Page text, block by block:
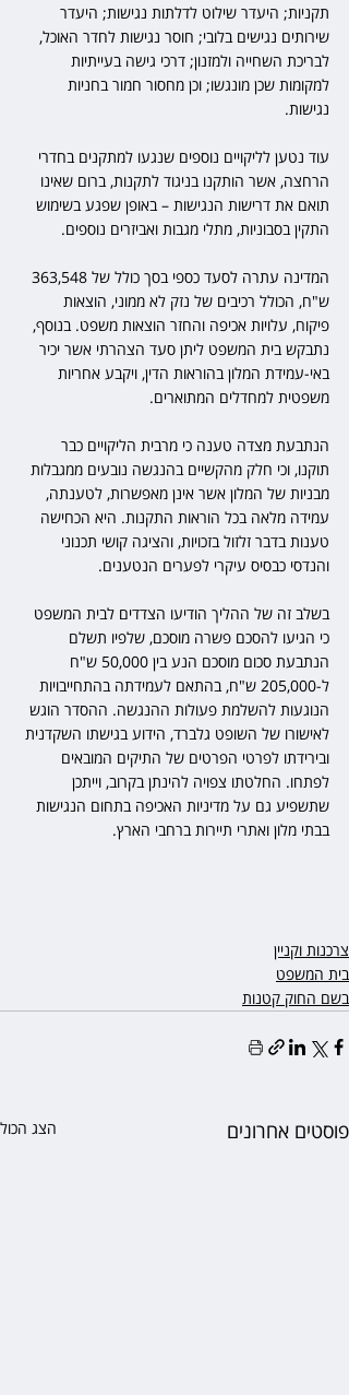
תקניות; היעדר שילוט לדלתות נגישות; היעדר
שירותים נגישים בלובי; חוסר נגישות לחדר האוכל,
לבריכת השחייה ולמזנון; דרכי גישה בעייתיות
למקומות שכן מונגשו; וכן מחסור חמור בחניות
נגישות.
עוד נטען לליקויים נוספים שנגעו למתקנים בחדרי
הרחצה, אשר הותקנו בניגוד לתקנות, ברום שאינו
תואם את דרישות הנגישות – באופן שפגע בשימוש
התקין בסבוניות, מתלי מגבות ואביזרים נוספים.
ש"ח, הכולל רכיבים של נזק לא ממוני, הוצאות
פיקוח, עלויות אכיפה והחזר הוצאות משפט. בנוסף,
נתבקש בית המשפט ליתן סעד הצהרתי אשר יכיר
באי-עמידת המלון בהוראות הדין, ויקבע אחריות
משפטית למחדלים המתוארים.
הנתבעת מצדה טענה כי מרבית הליקויים כבר
תוקנו, וכי חלק מהקשיים בהנגשה נובעים ממגבלות
מבניות של המלון אשר אינן מאפשרות, לטענתה,
עמידה מלאה בכל הוראות התקנות. היא הכחישה
טענות בדבר זלזול בזכויות, והציגה קושי תכנוני
והנדסי כבסיס עיקרי לפערים הנטענים.
בשלב זה של ההליך הודיעו הצדדים לבית המשפט
כי הגיעו להסכם פשרה מוסכם, שלפיו תשלם
הנתבעת סכום מוסכם הנע בין 50,000 ש"ח
ל-205,000 ש"ח, בהתאם לעמידתה בהתחייבויות
הנוגעות להשלמת פעולות ההנגשה. ההסדר הוגש
לאישורו של השופט גלברד, הידוע בגישתו השקדנית
ובירידתו לפרטי הפרטים של התיקים המובאים
לפתחו. החלטתו צפויה להינתן בקרוב, וייתכן
שתשפיע גם על מדיניות האכיפה בתחום הנגישות
בבתי מלון ואתרי תיירות ברחבי הארץ.
צרכנות וקניין
בית המשפט
בשם החוק קטנות
פוסטים אחרונים הצג הכול